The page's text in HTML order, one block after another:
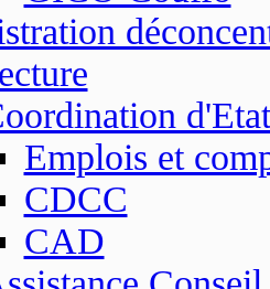
d'Etat
Emplois et
CDCC
CAD